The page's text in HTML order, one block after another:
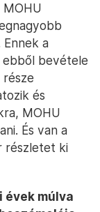
a
ebből bevétele
és
MOHU
És van a
részletet ki
évek múlva